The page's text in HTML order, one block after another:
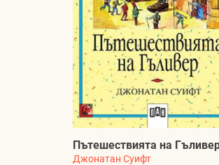
Пътешествията на
Джонатан Суифт